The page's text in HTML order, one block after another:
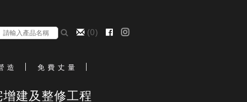
(0)
造 免 費 丈 量
建及整修工程